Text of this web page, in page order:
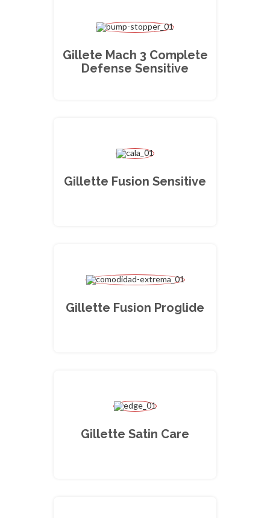
Gillete Mach 3 Complete
Defense Sensitive
Gillette Fusion Sensitive
Gillette Fusion Proglide
Gillette Satin Care